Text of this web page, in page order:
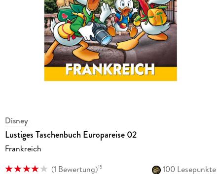
Disney
Lustiges Taschenbuch Europareise 02
Frankreich
(1 Bewertung)15
100 Lesepunkte